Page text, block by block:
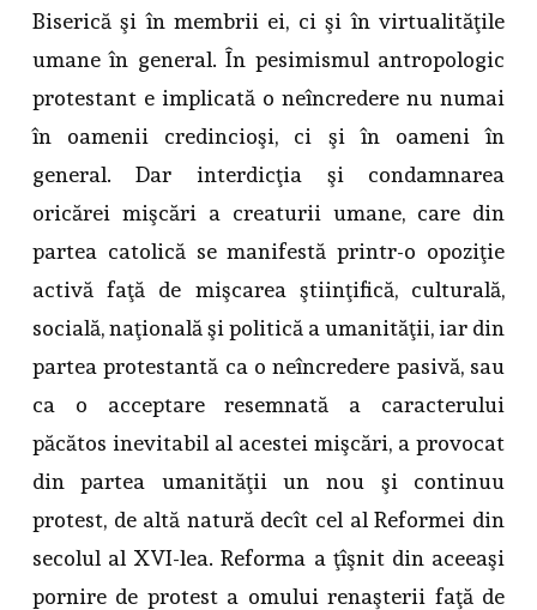
Biserică şi în membrii ei, ci şi în virtualităţile
umane în general. În pesimismul antropologic
protestant e implicată o neîncredere nu numai
în oamenii credincioşi, ci şi în oameni în
general. Dar interdicţia şi condamnarea
oricărei mişcări a creaturii umane, care din
partea catolică se manifestă printr-o opoziţie
activă faţă de mişcarea ştiinţifică, culturală,
socială, naţională şi politică a umanităţii, iar din
partea protestantă ca o neîncredere pasivă, sau
ca o acceptare resemnată a caracterului
păcătos inevitabil al acestei mişcări, a provocat
din partea umanităţii un nou şi continuu
protest, de altă natură decît cel al Reformei din
secolul al XVI-lea. Reforma a ţîşnit din aceeaşi
pornire de protest a omului renaşterii faţă de